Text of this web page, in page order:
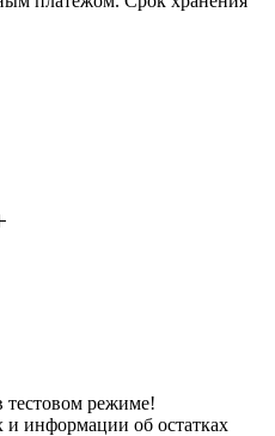
режиме!
информации об остатках